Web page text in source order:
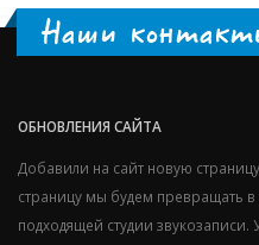
Наши
ОБНОВЛЕНИЯ САЙТА
Добавили на сайт новую страницу
страницу мы будем превращать
подходящей студии